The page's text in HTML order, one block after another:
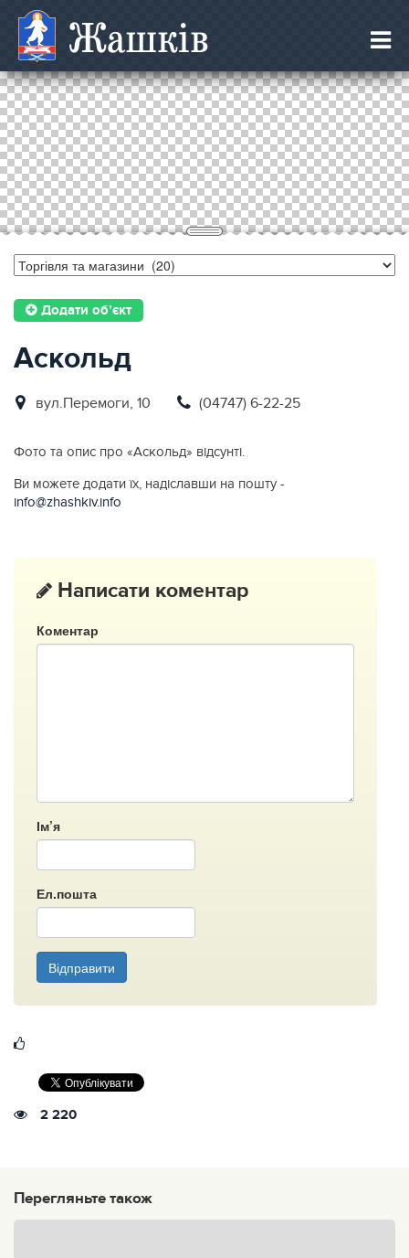
Жашків
Додати об’єкт
Аскольд
вул.Перемоги, 10 (04747) 6-22-25
Фото та опис про «Аскольд» відсунті.
Ви можете додати їх, надіславши на пошту -
info@zhashkiv.info
Написати коментар
Коментар
Ім’я
Ел.пошта
Відправити
2 220
Перегляньте також